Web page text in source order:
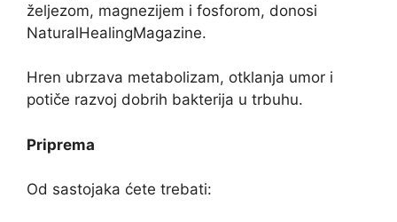
željezom, magnezijem i fosforom, donosi
NaturalHealingMagazine.
Hren ubrzava metabolizam, otklanja umor i
potiče razvoj dobrih bakterija u trbuhu.
Priprema
Od sastojaka ćete trebati: